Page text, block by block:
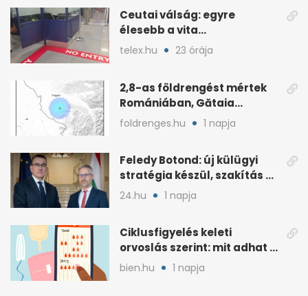
Ceutai válság: egyre
élesebb a vita
Spanyolország és
Olaszország között
telex.hu 23 órája
2,8-as földrengést mértek
Romániában, Gătaia
közelében
foldrenges.hu 1 napja
Feledy Botond: új külügyi
stratégia készül, szakítás a
MAGA-vonallal
24.hu 1 napja
Ciklusfigyelés keleti
orvoslás szerint: mit adhat a
menstruációs appok mellé?
bien.hu 1 napja